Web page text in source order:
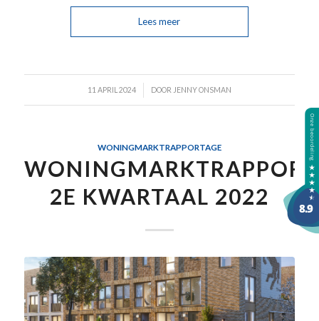
Lees meer
11 APRIL 2024
/ DOOR JENNY ONSMAN
WONINGMARKTRAPPORTAGE
2E KWARTAAL 2022